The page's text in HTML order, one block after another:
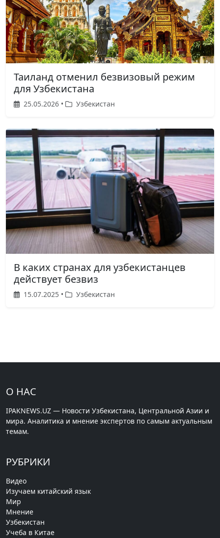
Таиланд отменил безвизовый режим
для Узбекистана
25.05.2026 • Узбекистан
В каких странах для узбекистанцев
действует безвиз
15.07.2025 • Узбекистан
О НАС
IPAKNEWS.UZ — Новости Узбекистана, Центральной Азии и
мира. Аналитика и мнение экспертов по самым актуальным
темам.
РУБРИКИ
Видео
Изучаем китайский язык
Мир
Мнение
Узбекистан
Учеба в Китае